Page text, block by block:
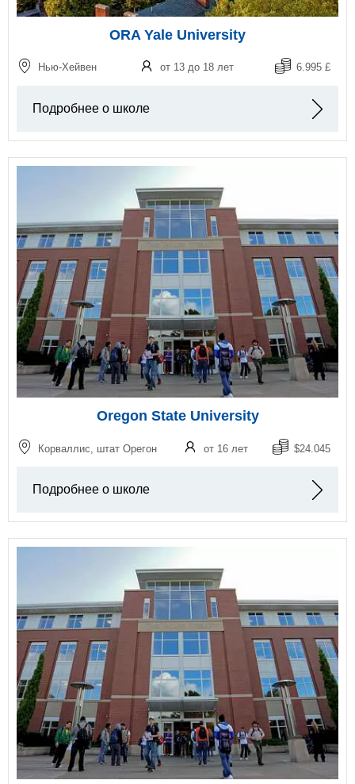
ORA Yale University
Нью-Хейвен от 13 до 18 лет 6.995 £
Подробнее о школе
Oregon State University
Корваллис, штат Орегон от 16 лет $24.045
Подробнее о школе